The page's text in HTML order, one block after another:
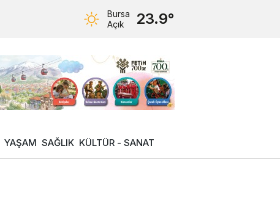
Bursa
Açık
23.9°
YAŞAM SAĞLIK KÜLTÜR - SANAT